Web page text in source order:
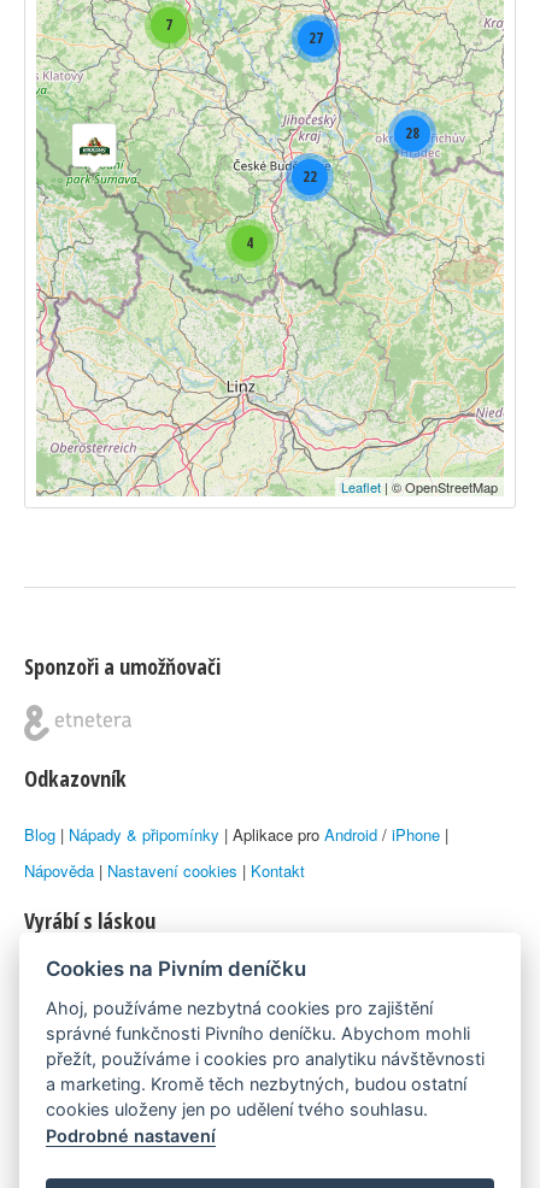
4
27
7
28
22
Leaflet | © OpenStreetMap
Sponzoři a umožňovači
Odkazovník
Blog | Nápady & připomínky | Aplikace pro Android / iPhone |
Nápověda | Nastavení cookies | Kontakt
Vyrábí s láskou
© 2010–2026 byLukáš Zemanaka Emka
Máme rádi
Pivní.info
Poznámka pod čarou
Cookies na Pivním deníčku
Ahoj, používáme nezbytná cookies pro zajištění
správné funkčnosti Pivního deníčku. Abychom mohli
přežít, používáme i cookies pro analytiku návštěvnosti
a marketing. Kromě těch nezbytných, budou ostatní
cookies uloženy jen po udělení tvého souhlasu.
Podrobné nastavení